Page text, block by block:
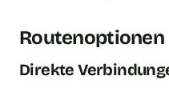
Routenoptionen
Direkte